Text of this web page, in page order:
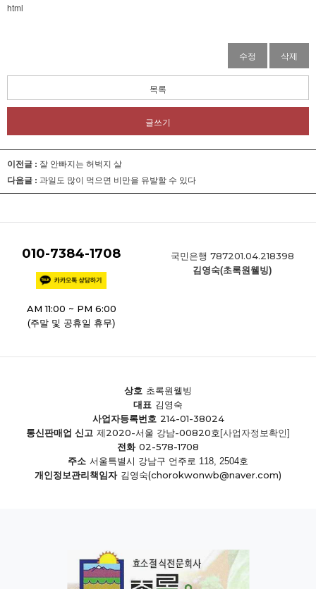
html
수정 삭제
목록
글쓰기
이전글 : 잘 안빠지는 허벅지 살
다음글 : 과일도 많이 먹으면 비만을 유발할 수 있다
010-7384-1708
AM 11:00 ~ PM 6:00
(주말 및 공휴일 휴무)
국민은행 787201.04.218398
김영숙(초록원웰빙)
상호 초록원웰빙
대표 김영숙
사업자등록번호 214-01-38024
통신판매업 신고 제2020-서울 강남-00820호 [사업자정보확인]
전화 02-578-1708
주소 서울특별시 강남구 언주로 118, 2504호
개인정보관리책임자 김영숙(chorokwonwb@naver.com)